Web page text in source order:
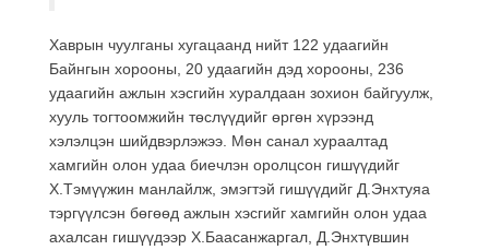
Хаврын чуулганы хугацаанд нийт 122 удаагийн
Байнгын хорооны, 20 удаагийн дэд хорооны, 236
удаагийн ажлын хэсгийн хуралдаан зохион байгуулж,
хууль тогтоомжийн төслүүдийг өргөн хүрээнд
хэлэлцэн шийдвэрлэжээ. Мөн санал хураалтад
хамгийн олон удаа биечлэн оролцсон гишүүдийг
Х.Тэмүүжин манлайлж, эмэгтэй гишүүдийг Д.Энхтуяа
тэргүүлсэн бөгөөд ажлын хэсгийг хамгийн олон удаа
ахалсан гишүүдээр Х.Баасанжаргал, Д.Энхтүвшин